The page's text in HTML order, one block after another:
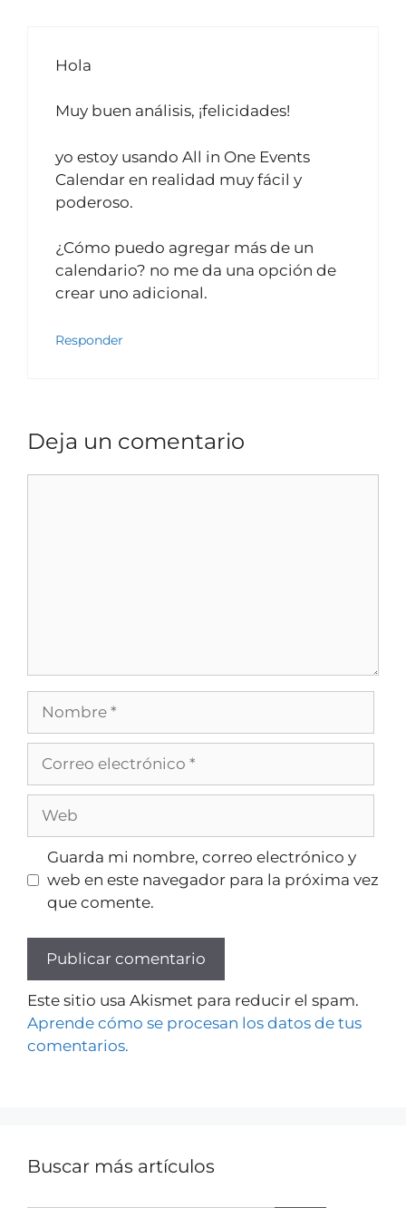
Hola
Muy buen análisis, ¡felicidades!
yo estoy usando All in One Events
Calendar en realidad muy fácil y
poderoso.
¿Cómo puedo agregar más de un
calendario? no me da una opción de
crear uno adicional.
Responder
Deja un comentario
Guarda mi nombre, correo electrónico y
web en este navegador para la próxima vez
que comente.
Este sitio usa Akismet para reducir el spam.
Aprende cómo se procesan los datos de tus
comentarios.
Buscar más artículos